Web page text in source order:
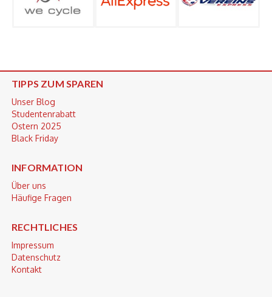
TIPPS ZUM SPAREN
Unser Blog
Studentenrabatt
Ostern 2025
Black Friday
INFORMATION
Über uns
Häufige Fragen
RECHTLICHES
Impressum
Datenschutz
Kontakt